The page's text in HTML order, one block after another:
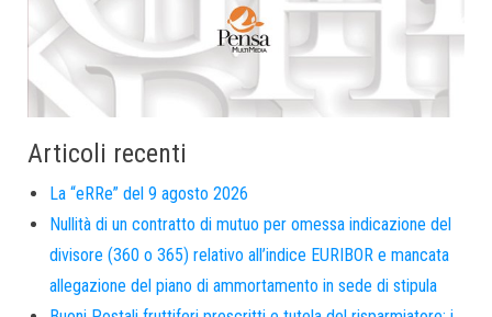
Articoli recenti
La “eRRe” del 9 agosto 2026
Nullità di un contratto di mutuo per omessa indicazione del
divisore (360 o 365) relativo all’indice EURIBOR e mancata
allegazione del piano di ammortamento in sede di stipula